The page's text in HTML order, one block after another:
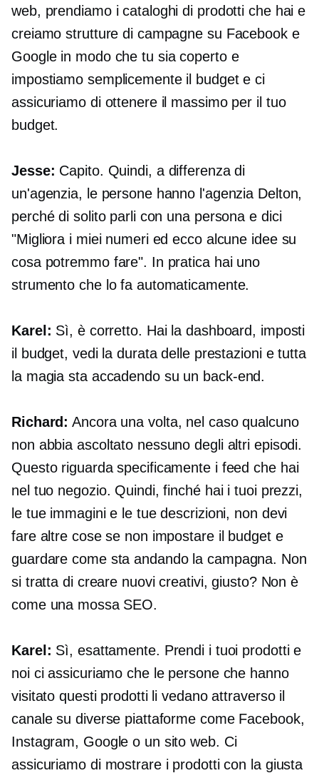
web, prendiamo i cataloghi di prodotti che hai e
creiamo strutture di campagne su Facebook e
Google in modo che tu sia coperto e
impostiamo semplicemente il budget e ci
assicuriamo di ottenere il massimo per il tuo
budget.
Jesse: Capito. Quindi, a differenza di
un'agenzia, le persone hanno l'agenzia Delton,
perché di solito parli con una persona e dici
"Migliora i miei numeri ed ecco alcune idee su
cosa potremmo fare". In pratica hai uno
strumento che lo fa automaticamente.
Karel: Sì, è corretto. Hai la dashboard, imposti
il ​​budget, vedi la durata delle prestazioni e tutta
la magia sta accadendo su un back-end.
Richard: Ancora una volta, nel caso qualcuno
non abbia ascoltato nessuno degli altri episodi.
Questo riguarda specificamente i feed che hai
nel tuo negozio. Quindi, finché hai i tuoi prezzi,
le tue immagini e le tue descrizioni, non devi
fare altre cose se non impostare il budget e
guardare come sta andando la campagna. Non
si tratta di creare nuovi creativi, giusto? Non è
come una mossa SEO.
Karel: Sì, esattamente. Prendi i tuoi prodotti e
noi ci assicuriamo che le persone che hanno
visitato questi prodotti li vedano attraverso il
canale su diverse piattaforme come Facebook,
Instagram, Google o un sito web. Ci
assicuriamo di mostrare i prodotti con la giusta